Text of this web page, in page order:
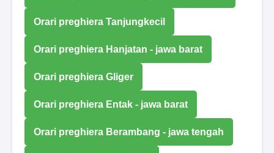
Orari preghiera Tanjungkecil
Orari preghiera Hanjatan - jawa barat
Orari preghiera Gliger
Orari preghiera Entak - jawa barat
Orari preghiera Berambang - jawa tengah